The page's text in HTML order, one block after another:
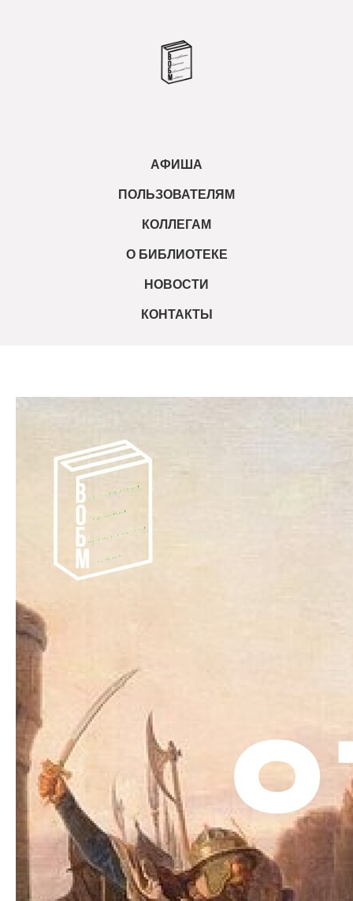
АФИША
ПОЛЬЗОВАТЕЛЯМ
КОЛЛЕГАМ
О БИБЛИОТЕКЕ
НОВОСТИ
КОНТАКТЫ